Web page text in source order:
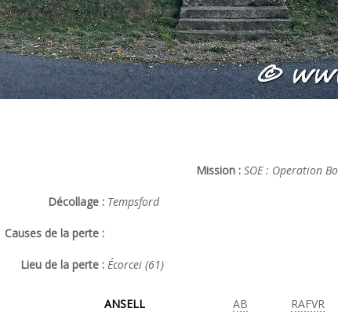
Mission : SOE : Operation
Décollage : Tempsford
Causes de la perte :
Lieu de la perte : Écorcei (61)
ANSELL AB RAFVR